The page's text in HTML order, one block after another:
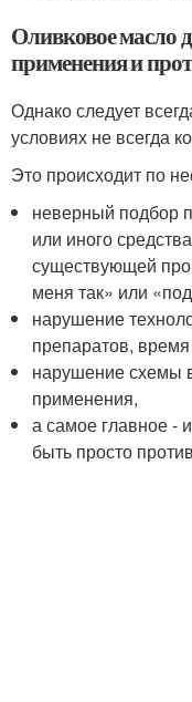
Оливковое масло
применения и
Однако следует
условиях не всегда
Это происходит по
неверный подбор
или иного
существующей
меня так» или
нарушение
препаратов,
нарушение схемы
применения,
а самое главное -
быть просто